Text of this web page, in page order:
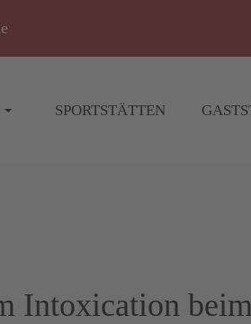
SPORTSTÄTTEN
Intoxication